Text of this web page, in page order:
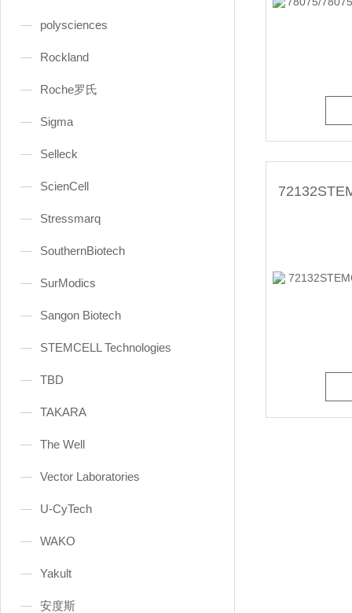
polysciences
Rockland
Roche罗氏
Sigma
Selleck
ScienCell
Stressmarq
SouthernBiotech
SurModics
Sangon Biotech
STEMCELL Technologies
TBD
TAKARA
The Well
Vector Laboratories
U-CyTech
WAKO
Yakult
安度斯